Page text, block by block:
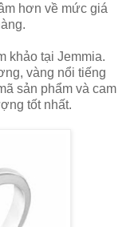
hơn về mức giá
khảo tại Jemmia.
vàng nổi tiếng
sản phẩm và cam
tốt nhất.